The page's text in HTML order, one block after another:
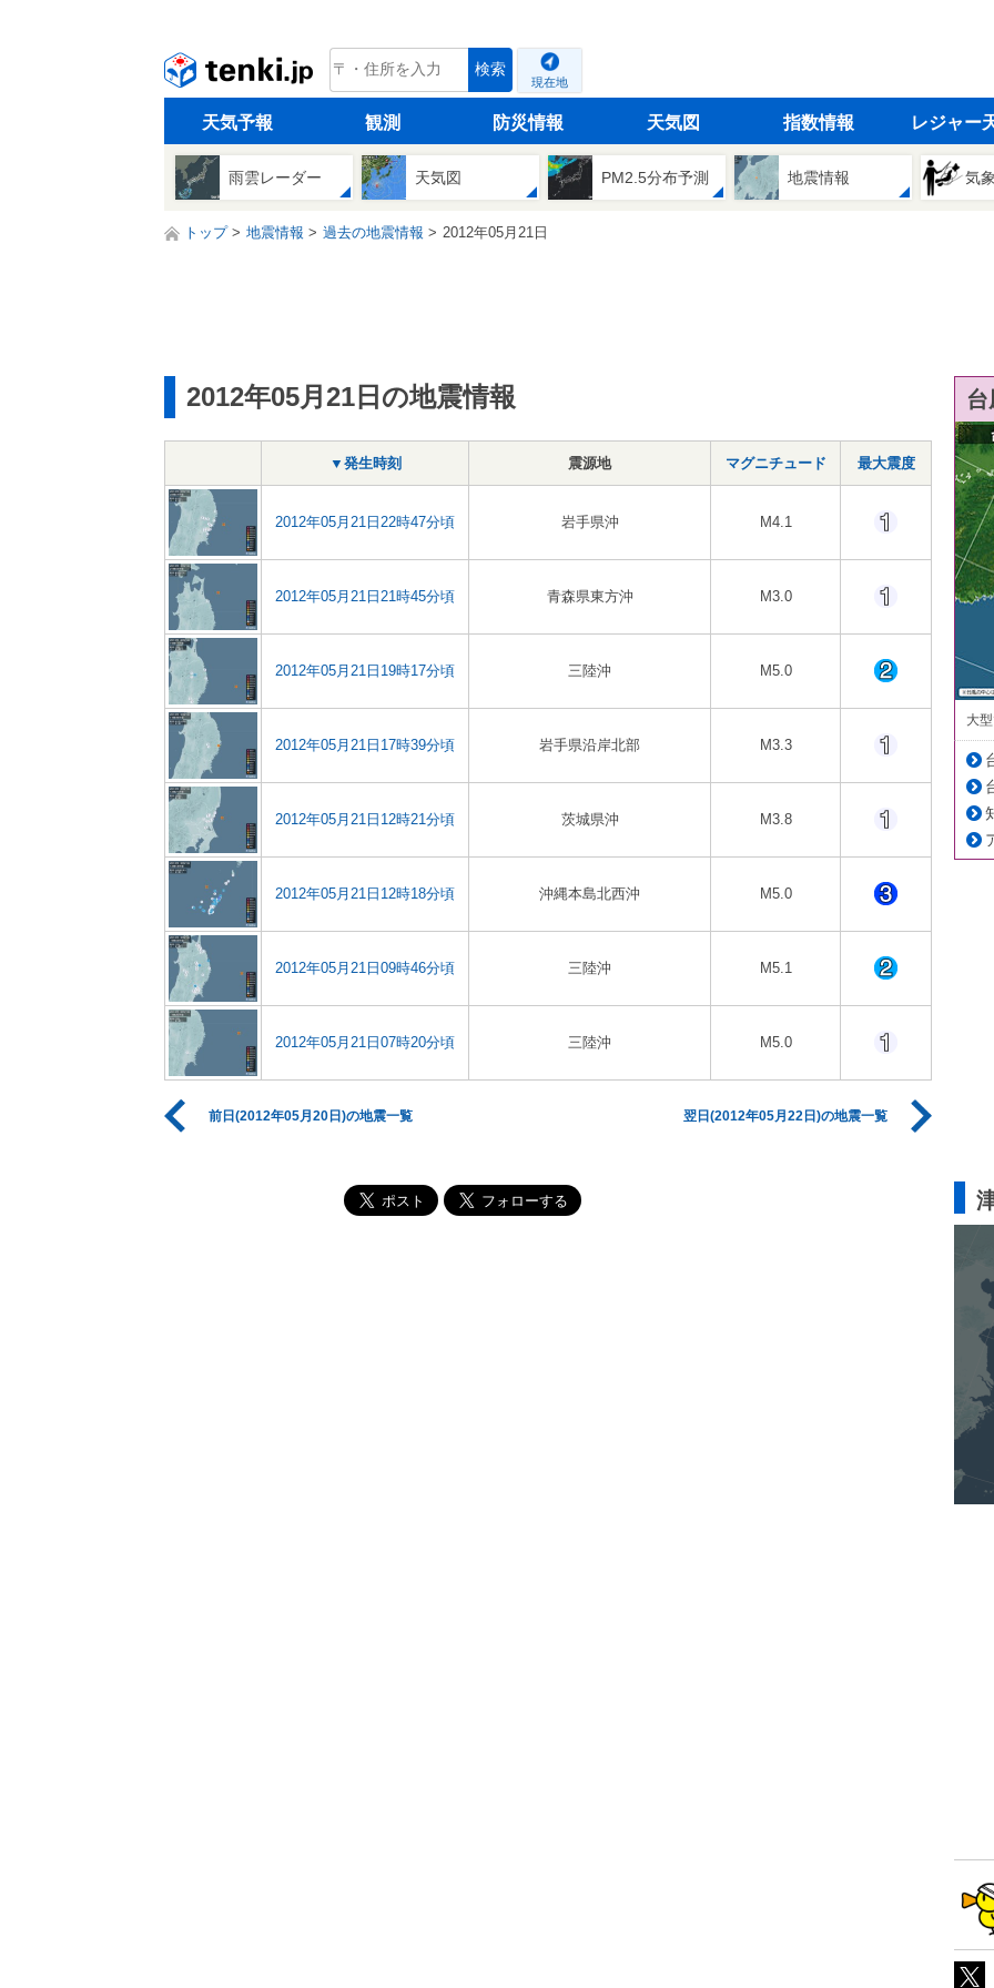
tenki.jp 検索
現在地
天気予報 観測 防災情報 天気図 指数情報 レジャー
雨雲レーダー 天気図 PM2.5分布予測 地震情報 気
トップ 地震情報 過去の地震情報 2012年05月21日
2012年05月21日の地震情報
▼発生時刻 震源地 マグニチュード 最大震度
2012年05月21日22時47分頃 岩手県沖 M4.1
2012年05月21日21時45分頃 青森県東方沖 M3.0
2012年05月21日19時17分頃 三陸沖 M5.0
2012年05月21日17時39分頃 岩手県沿岸北部 M3.3
2012年05月21日12時21分頃 茨城県沖 M3.8
2012年05月21日12時18分頃 沖縄本島北西沖 M5.0
2012年05月21日09時46分頃 三陸沖 M5.1
2012年05月21日07時20分頃 三陸沖 M5.0
前日(2012年05月20日)の地震一覧 翌日(2012年05月22日)の地震一覧
大